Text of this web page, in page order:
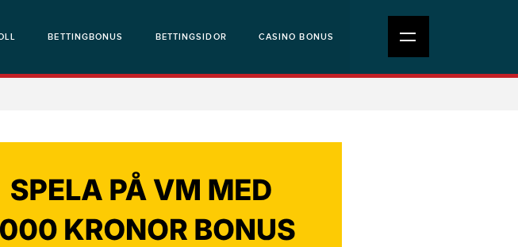
BETTINGBONUS BETTINGSIDOR CASINO BONUS